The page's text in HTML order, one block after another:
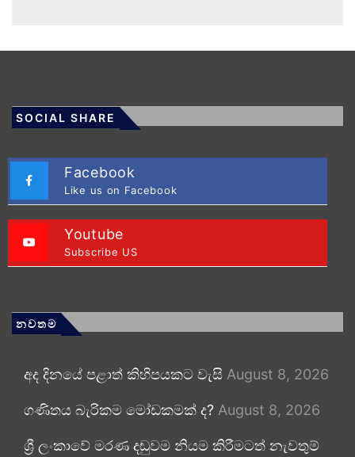
SOCIAL SHARE
Facebook
Like us on Facebook
Youtube
Subscribe US
නවතම
අද දිනයේ පළාත් කිහිපයකට වැසි August 8, 2026
ගණිතය බැරිකම මෝඩකමක් ද? August 8, 2026
ශ්‍රී ලංකාවේ මරණ දඬුවම නියම කිරීමටත් නැවතුම්